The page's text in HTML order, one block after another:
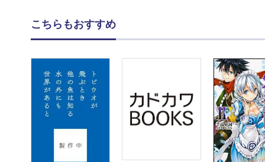
こちらもおすすめ